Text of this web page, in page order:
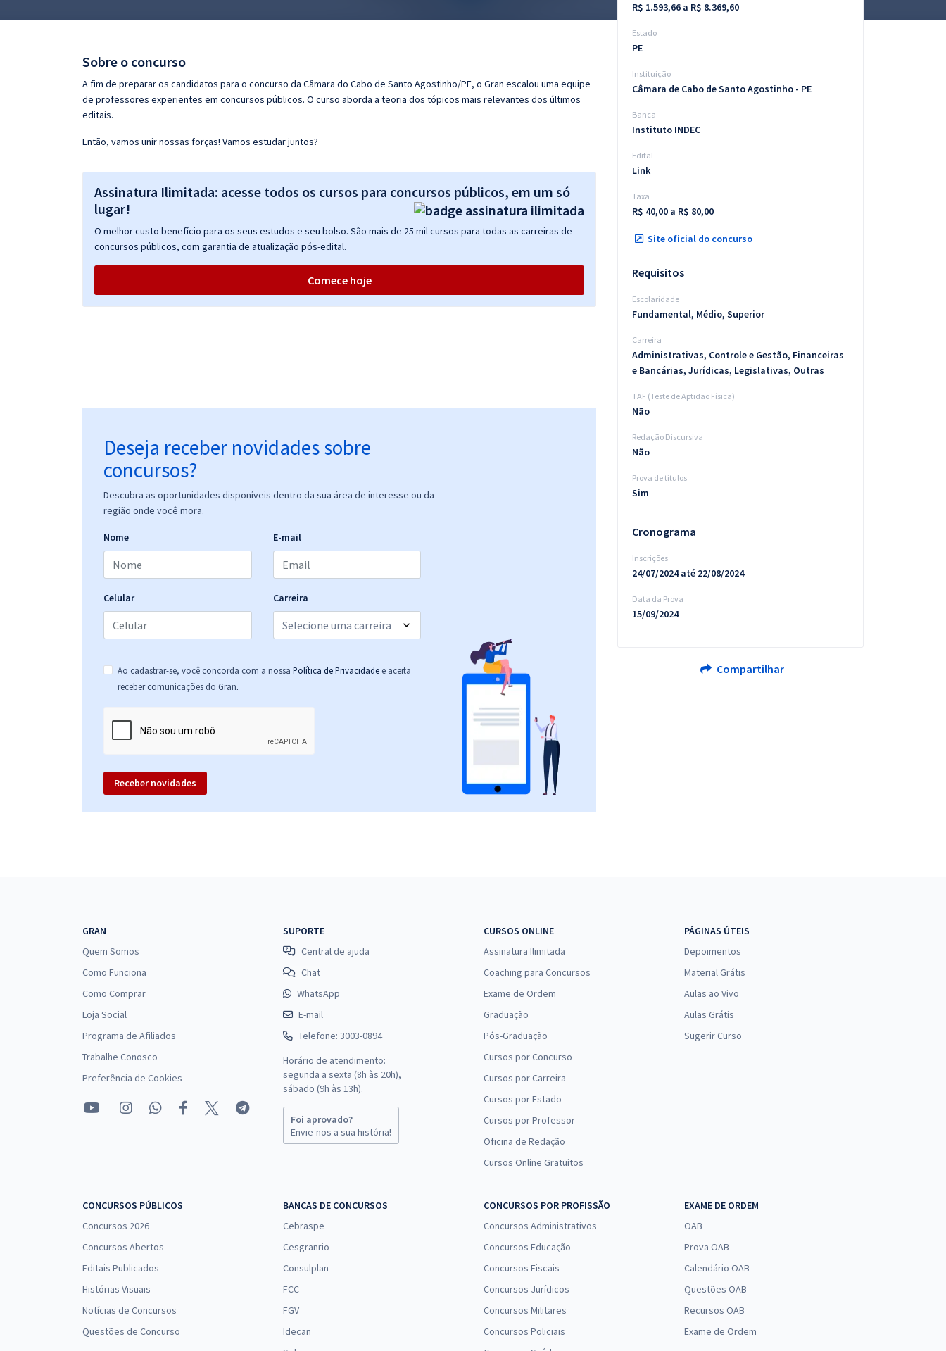
Questões grátis
Conteúdo gratuito
Sobre o concurso
A fim de preparar os candidatos para o concurso da Câmara do Cabo de Santo Agostinho/PE, o Gran escalou uma equipe
de professores experientes em concursos públicos. O curso aborda a teoria dos tópicos mais relevantes dos últimos
editais.
Então, vamos unir nossas forças! Vamos estudar juntos?
Assinatura Ilimitada: acesse todos os cursos para concursos públicos, em um só
lugar!
O melhor custo benefício para os seus estudos e seu bolso. São mais de 25 mil cursos para todas as carreiras de
concursos públicos, com garantia de atualização pós-edital.
Comece hoje
Deseja receber novidades sobre
concursos?
Descubra as oportunidades disponíveis dentro da sua área de interesse ou da
região onde você mora.
Nome E-mail
Celular Carreira
Ao cadastrar-se, você concorda com a nossa Política de Privacidade e aceita
receber comunicações do Gran.
Receber novidades
R$ 1.593,66 a R$ 8.369,60
Estado
PE
Instituição
Câmara de Cabo de Santo Agostinho - PE
Banca
Instituto INDEC
Edital
Link
Taxa
R$ 40,00 a R$ 80,00
Site oficial do concurso
Requisitos
Escolaridade
Fundamental, Médio, Superior
Carreira
Administrativas, Controle e Gestão, Financeiras
e Bancárias, Jurídicas, Legislativas, Outras
TAF (Teste de Aptidão Física)
Não
Redação Discursiva
Não
Prova de títulos
Sim
Cronograma
Inscrições
24/07/2024 até 22/08/2024
Data da Prova
15/09/2024
Compartilhar
GRAN
Quem Somos
Como Funciona
Como Comprar
Loja Social
Programa de Afiliados
Trabalhe Conosco
Preferência de Cookies
SUPORTE
Central de ajuda
Chat
WhatsApp
E-mail
Telefone: 3003-0894
Horário de atendimento:
segunda a sexta (8h às 20h),
sábado (9h às 13h).
Foi aprovado?
Envie-nos a sua história!
CURSOS ONLINE
Assinatura Ilimitada
Coaching para Concursos
Exame de Ordem
Graduação
Pós-Graduação
Cursos por Concurso
Cursos por Carreira
Cursos por Estado
Cursos por Professor
Oficina de Redação
Cursos Online Gratuitos
PÁGINAS ÚTEIS
Depoimentos
Material Grátis
Aulas ao Vivo
Aulas Grátis
Sugerir Curso
CONCURSOS PÚBLICOS
Concursos 2026
Concursos Abertos
Editais Publicados
Histórias Visuais
Notícias de Concursos
Questões de Concurso
BANCAS DE CONCURSOS
Cebraspe
Cesgranrio
Consulplan
FCC
FGV
Idecan
CONCURSOS POR PROFISSÃO
Concursos Administrativos
Concursos Educação
Concursos Fiscais
Concursos Jurídicos
Concursos Militares
Concursos Policiais
EXAME DE ORDEM
OAB
Prova OAB
Calendário OAB
Questões OAB
Recursos OAB
Exame de Ordem